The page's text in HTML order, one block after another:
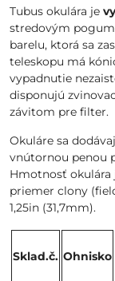
Tubus okulára je
stredovým
barelu, ktorá sa
teleskopu má
vypadnutie
disponujú
závitom pre filter.
Okuláre sa
vnútornou penou
Hmotnosť okulára
priemer clony
1,25in (31,7mm).
Sklad.č. Ohnisko